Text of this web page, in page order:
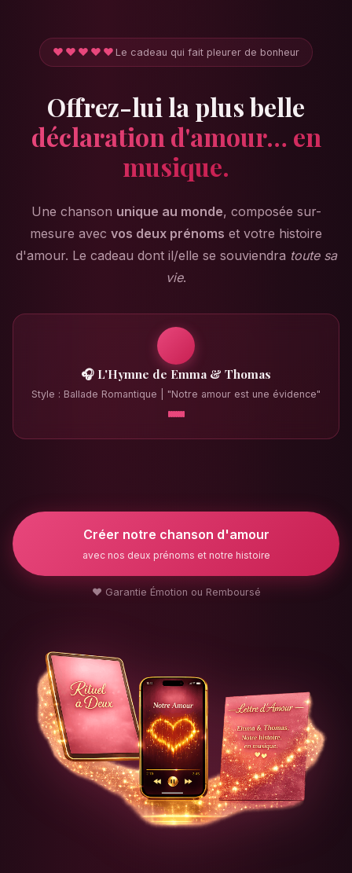
❤️❤️❤️❤️❤️ Le cadeau qui fait pleurer de bonheur
Offrez-lui la plus belle
déclaration d'amour… en
musique.
Une chanson unique au monde, composée sur-
mesure avec vos deux prénoms et votre histoire
d'amour. Le cadeau dont il/elle se souviendra toute sa
vie.
🎧 L'Hymne de Emma & Thomas
Style : Ballade Romantique | "Notre amour est une évidence"
Créer notre chanson d'amour
avec nos deux prénoms et notre histoire
❤️ Garantie Émotion ou Remboursé